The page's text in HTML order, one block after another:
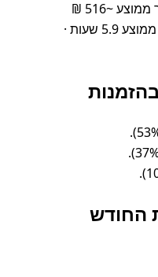
Renfe – 55 נסיעות · זמן ממוצע 5.9 שעות ·
החודש